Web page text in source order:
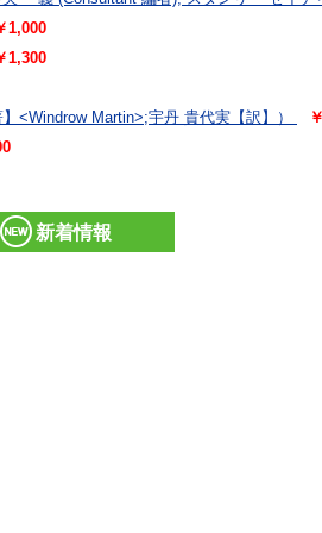
1,000
1,300
<Windrow Martin>;宇丹 貴代実【訳】）
新着情報